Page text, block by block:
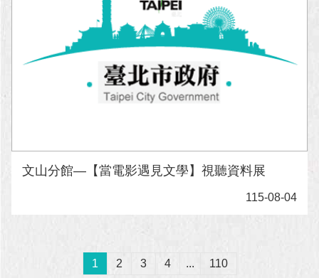
文山分館—【當電影遇見文學】視聽資料展
115-08-04
1 2 3 4 ... 110